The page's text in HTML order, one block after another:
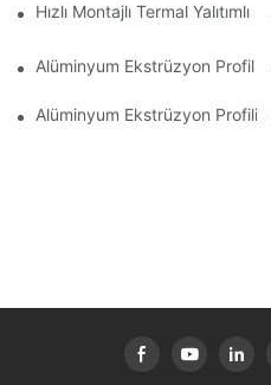
Hızlı Montajlı Termal
Alüminyum Ekstrüzyon Profil
Alüminyum Ekstrüzyon Profili